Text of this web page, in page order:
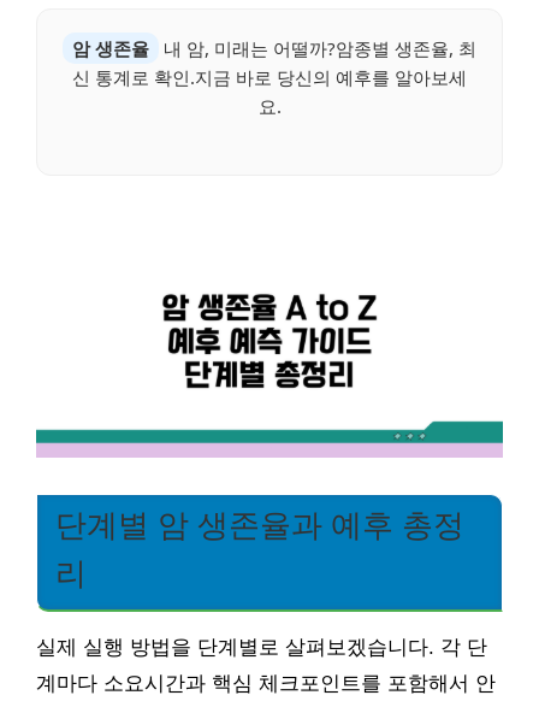
암 생존율
내 암, 미래는 어떨까?암종별 생존율, 최
신 통계로 확인.지금 바로 당신의 예후를 알아보세
요.
단계별 암 생존율과 예후 총정
리
실제 실행 방법을 단계별로 살펴보겠습니다. 각 단
계마다 소요시간과 핵심 체크포인트를 포함해서 안